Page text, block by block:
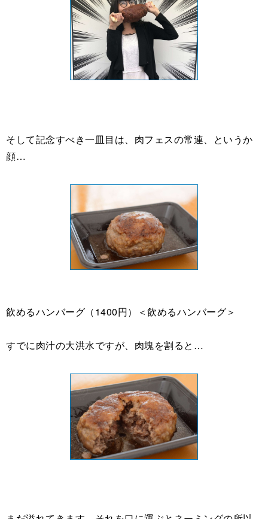
そして記念すべき一皿目は、肉フェスの常連、というか
顔…
飲めるハンバーグ（1400円）＜飲めるハンバーグ＞
すでに肉汁の大洪水ですが、肉塊を割ると…